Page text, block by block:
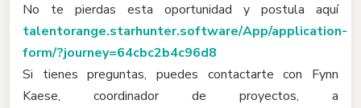
No te pierdas esta oportunidad y postula aquí
talentorange.starhunter.software/App/application-
form/?journey=64cbc2b4c96d8
Si tienes preguntas, puedes contactarte con Fynn
Kaese, coordinador de proyectos, a